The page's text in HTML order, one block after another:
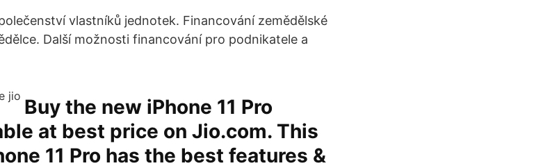
vlastníků jednotek. Financování zemědělské
Další možnosti financování pro podnikatele a
Buy the new iPhone 11 Pro
at best price on Jio.com. This
11 Pro has the best features &